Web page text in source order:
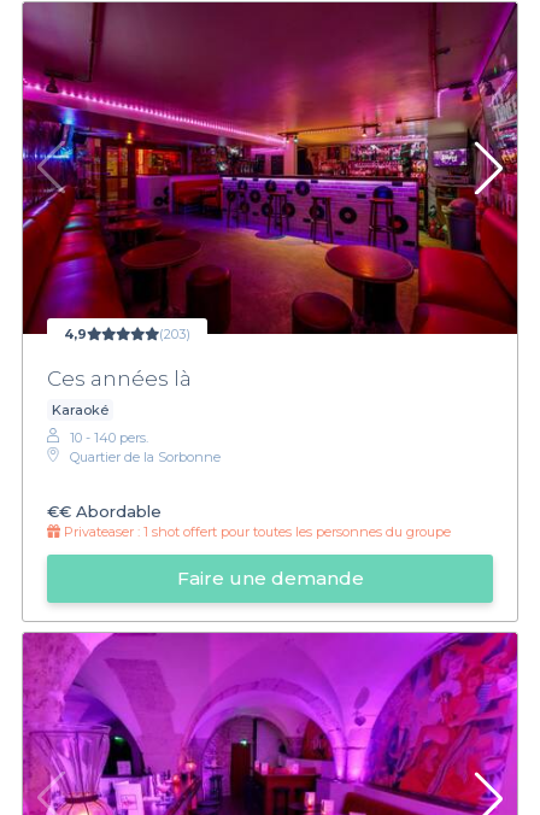
4,9 (203)
Ces années là
Karaoké
10 - 140 pers.
Quartier de la Sorbonne
€€ Abordable
Privateaser : 1 shot offert pour toutes les personnes du groupe
Faire une demande